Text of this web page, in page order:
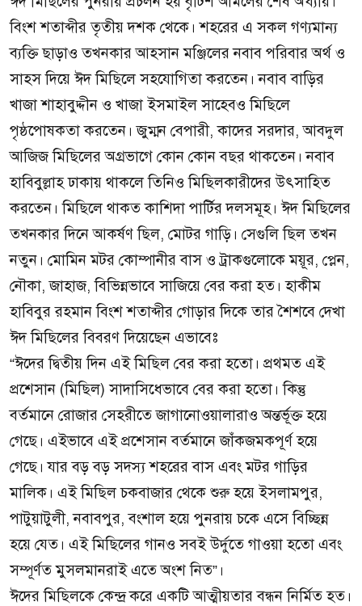
বিংশ শতাব্দীর তৃতীয় দশক থেকে। শহরের এ সকল গণ্যমান্য
ব্যক্তি ছাড়াও তখনকার আহসান মঞ্জিলের নবাব পরিবার অর্থ ও
সাহস দিয়ে ঈদ মিছিলে সহযোগিতা করতেন। নবাব বাড়ির
খাজা শাহাবুদ্দীন ও খাজা ইসমাইল সাহেবও মিছিলে
পৃষ্ঠপোষকতা করতেন। জুম্মন বেপারী, কাদের সরদার, আবদুল
আজিজ মিছিলের অগ্রভাগে কোন কোন বছর থাকতেন। নবাব
হাবিবুল্লাহ ঢাকায় থাকলে তিনিও মিছিলকারীদের উৎসাহিত
করতেন। মিছিলে থাকত কাশিদা পার্টির দলসমূহ। ঈদ মিছিলের
তখনকার দিনে আকর্ষণ ছিল, মোটর গাড়ি। সেগুলি ছিল তখন
নতুন। মোমিন মটর কোম্পানীর বাস ও ট্রাকগুলোকে ময়ূর, প্লেন,
নৌকা, জাহাজ, বিভিন্নভাবে সাজিয়ে বের করা হত। হাকীম
হাবিবুর রহমান বিংশ শতাব্দীর গোড়ার দিকে তার শৈশবে দেখা
ঈদ মিছিলের বিবরণ দিয়েছেন এভাবেঃ
“ঈদের দ্বিতীয় দিন এই মিছিল বের করা হতো। প্রথমত এই
প্রশেসান (মিছিল) সাদাসিধেভাবে বের করা হতো। কিন্তু
বর্তমানে রোজার সেহরীতে জাগানোওয়ালারাও অন্তর্ভূক্ত হয়ে
গেছে। এইভাবে এই প্রশেসান বর্তমানে জাঁকজমকপূর্ণ হয়ে
গেছে। যার বড় বড় সদস্য শহরের বাস এবং মটর গাড়ির
মালিক। এই মিছিল চকবাজার থেকে শুরু হয়ে ইসলামপুর,
পাটুয়াটুলী, নবাবপুর, বংশাল হয়ে পুনরায় চকে এসে বিচ্ছিন্ন
হয়ে যেত। এই মিছিলের গানও সবই উর্দুতে গাওয়া হতো এবং
সম্পূর্ণত মুসলমানরাই এতে অংশ নিত”।
ঈদের মিছিলকে কেন্দ্র করে একটি আত্মীয়তার বন্ধন নির্মিত হত।